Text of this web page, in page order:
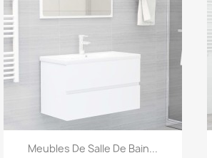
Aperçu rapide
Meubles De Salle De Bain...